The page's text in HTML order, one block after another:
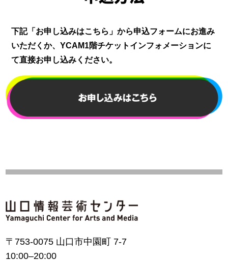
下記「お申し込みはこちら」から申込フォームにお進み
いただくか、YCAM1階チケットインフォメーションに
て直接お申し込みください。
〒753-0075 山口市中園町 7-7
10:00–20:00